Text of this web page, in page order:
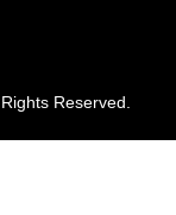
Reserved.